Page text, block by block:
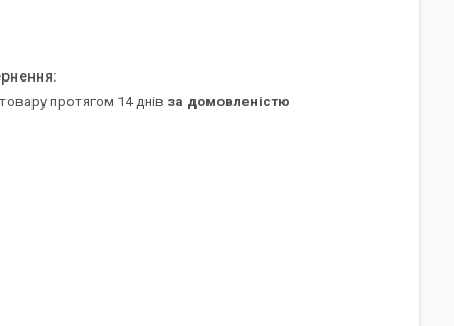
протягом 14 днів за домовленістю